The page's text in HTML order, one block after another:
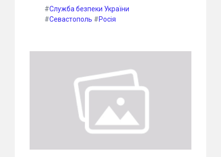
#Служба безпеки України
#Севастополь #Росія